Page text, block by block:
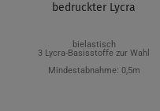
bedruckter Lycra
bielastisch
3 Lycra-Basisstoffe zur Wahl
Mindestabnahme: 0,5m